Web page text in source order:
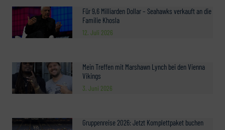
Für 9,6 Milliarden Dollar – Seahawks verkauft an die
Familie Khosla
12. Juli 2026
Mein Treffen mit Marshawn Lynch bei den Vienna
Vikings
3. Juni 2026
Gruppenreise 2026: Jetzt Komplettpaket buchen